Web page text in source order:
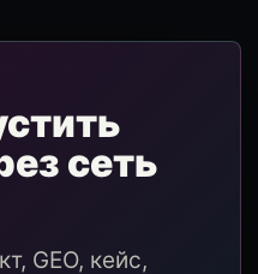
сеть
GEO, кейс,